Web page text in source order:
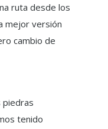
ruta desde los
mejor versión
cambio de
piedras
tenido